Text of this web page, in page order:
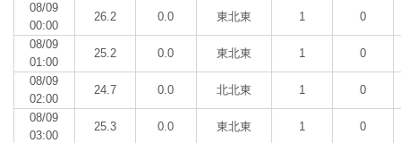
08/09
00:00
26.2 0.0 東北東 1 0
08/09
01:00
25.2 0.0 東北東 1 0
08/09
02:00
24.7 0.0 北北東 1 0
08/09
03:00
25.3 0.0 東北東 1 0